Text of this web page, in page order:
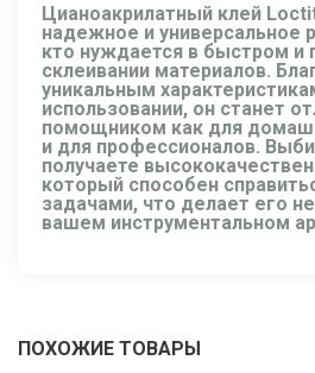
Цианоакрилатный клей
надежное и универсальное
кто нуждается в быстром и
склеивании материалов.
уникальным
использовании, он станет
помощником как для
и для профессионалов.
получаете
который способен
задачами, что делает его
вашем инструментальном
ПОХОЖИЕ ТОВАРЫ